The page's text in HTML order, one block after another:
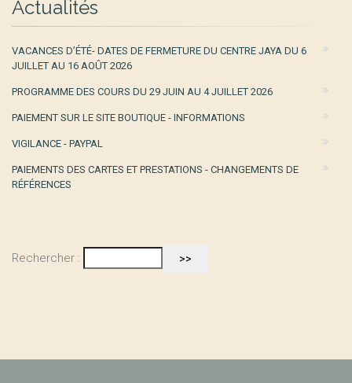
Actualités
VACANCES D’ÉTÉ- DATES DE FERMETURE DU CENTRE JAYA DU 6
JUILLET AU 16 AOÛT 2026
PROGRAMME DES COURS DU 29 JUIN AU 4 JUILLET 2026
PAIEMENT SUR LE SITE BOUTIQUE - INFORMATIONS
VIGILANCE - PAYPAL
PAIEMENTS DES CARTES ET PRESTATIONS - CHANGEMENTS DE
RÉFÉRENCES
Rechercher :